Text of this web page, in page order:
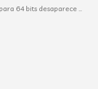
64 bits desaparece …